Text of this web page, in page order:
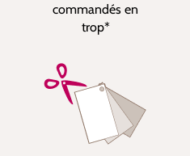
commandés en
trop*